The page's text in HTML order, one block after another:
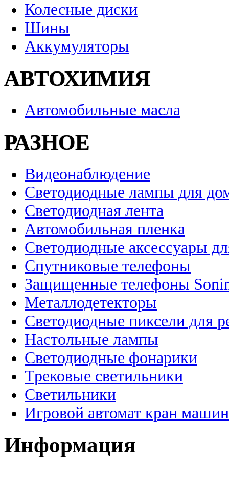
Колесные диски
Шины
Аккумуляторы
АВТОХИМИЯ
Автомобильные масла
РАЗНОЕ
Видеонаблюдение
Светодиодные лампы для
Светодиодная лента
Автомобильная пленка
Светодиодные аксессуары
Спутниковые телефоны
Защищенные телефоны
Металлодетекторы
Светодиодные пиксели для
Настольные лампы
Светодиодные фонарики
Трековые светильники
Светильники
Игровой автомат кран
Информация